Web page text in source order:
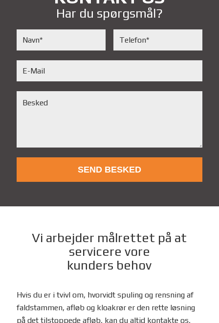
Har du spørgsmål?
Vi arbejder målrettet på at
servicere vore
kunders behov
Hvis du er i tvivl om, hvorvidt spuling og rensning af
faldstammen, afløb og kloakrør er den rette løsning
på det tilstoppede afløb, kan du altid kontakte os,